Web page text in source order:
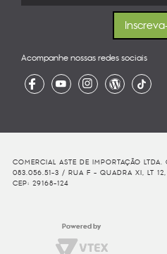
Acompanhe nossas redes sociais
COMERCIAL ASTE DE IMPORTAÇÃO
083.056.51-3 / RUA F - QUADRA XI, LT
CEP: 29168-124
Powered by